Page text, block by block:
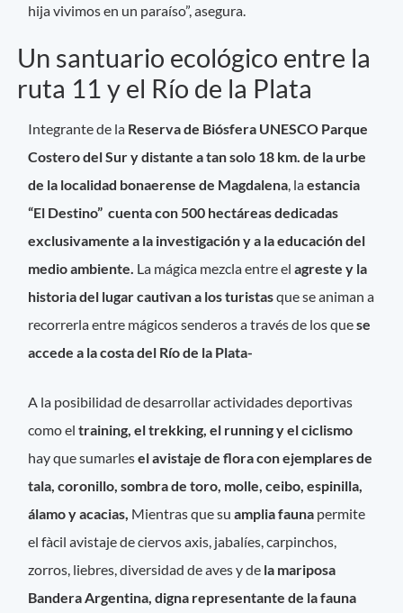
hija vivimos en un paraíso”, asegura.
Un santuario ecológico entre la
ruta 11 y el Río de la Plata
Integrante de la Reserva de Biósfera UNESCO Parque
Costero del Sur y distante a tan solo 18 km. de la urbe
de la localidad bonaerense de Magdalena , laestancia
“El Destino” cuenta con 500 hectáreas dedicadas
exclusivamente a la investigación y a la educación del
medio ambiente. La mágica mezcla entre elagreste y la
historia del lugar cautivan a los turistasque se animan a
recorrerla entre mágicos senderos a través de los quese
accede a la costa del Río de la Plata-
A la posibilidad de desarrollar actividades deportivas
como el training, el trekking, el running y el ciclismo
hay que sumarlesel avistaje de flora con ejemplares de
tala, coronillo, sombra de toro, molle, ceibo, espinilla,
álamo y acacias, Mientras que suamplia fauna permite
el fàcil avistaje de ciervos axis, jabalíes, carpinchos,
zorros, liebres, diversidad de aves y de la mariposa
Bandera Argentina, digna representante de la fauna